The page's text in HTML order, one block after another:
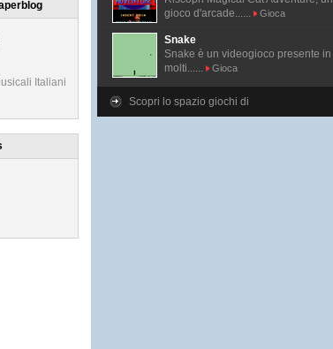
Italiani
gioco d'arcade......
Gioca
Snake
Snake è un videogioco presente in
molti......
Gioca
Scopri lo spazio giochi di